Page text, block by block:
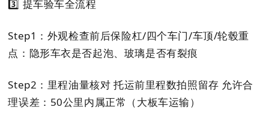
3️⃣ 提车验车全流程
Step1：外观检查前后保险杠/四个车门/车顶/轮毂重
点：隐形车衣是否起泡、玻璃是否有裂痕
Step2：里程油量核对 托运前里程数拍照留存 允许合
理误差：50公里内属正常（大板车运输）